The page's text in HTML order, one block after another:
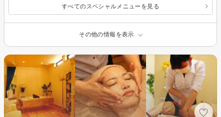
すべてのスペシャルメニューを見る
その他の情報を表示